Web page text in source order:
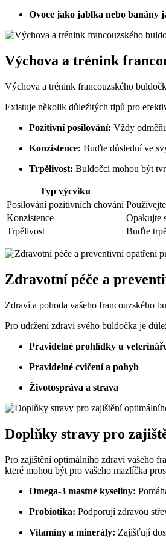
Ovoce jako jablka nebo banány
Výchova a trénink
Výchova a trénink francouzského
Existuje několik důležitých tipů pro
Pozitivní posilování: Vždy
Konzistence: Buďte důslední ve
Trpělivost: Buldočci mohou být
Typ výcviku
Posilování pozitivních chování
Konzistence
Opakujte
Trpělivost
Buďte
Zdravotní péče a
Zdraví a pohoda vašeho francouzského
Pro udržení zdraví svého buldočka je
Pravidelné prohlídky u
Pravidelné cvičení a pohyb
Životospráva a strava
Doplňky stravy pro
Pro zajištění optimálního zdraví vašeho
které mohou být pro vašeho mazlíčka
Omega-3 mastné kyseliny:
Probiotika: Podporují zdravou
Vitamíny a minerály: Zajišťují